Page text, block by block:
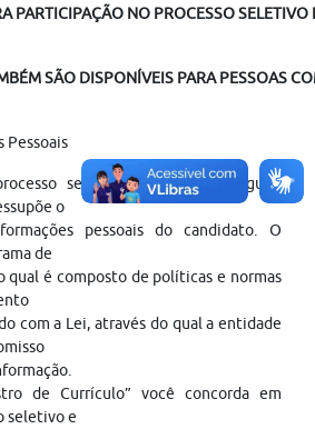
PARTICIPAÇÃO NO PROCESSO SELETIVO
SÃO DISPONÍVEIS PARA PESSOAS
Pessoais
seletivo, para o seu regular
o
pessoais do candidato. O
de
qual é composto de políticas e normas
com a Lei, através do qual a entidade
de Currículo” você concorda em
seletivo e